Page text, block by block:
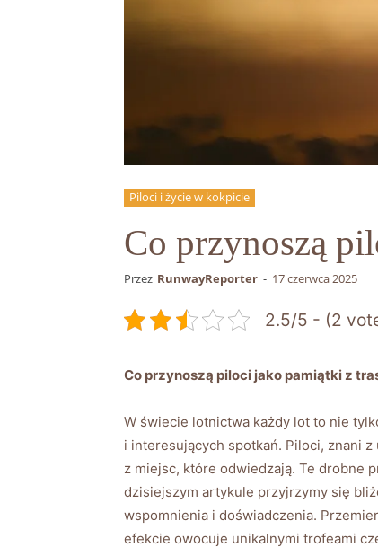
Piloci i życie w kokpicie
Co przynoszą
Przez RunwayReporter - 17 czerwca 2025
2.5/5 - (2
Co przynoszą piloci‌ jako pamiątki z
W‍ świecie lotnictwa każdy lot to nie
i interesujących spotkań. Piloci, znani
z miejsc, które odwiedzają. Te drobne
dzisiejszym artykule przyjrzymy się
wspomnienia i doświadczenia.
‌efekcie owocuje unikalnymi trofeami